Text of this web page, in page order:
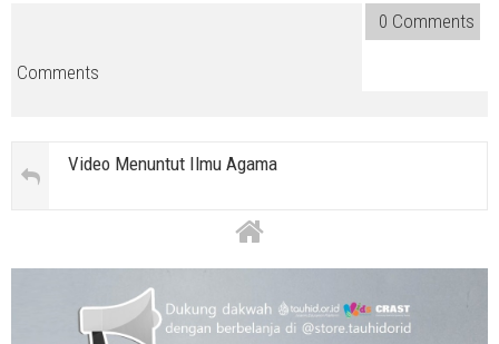
Comments
0 Comments
Video Menuntut Ilmu Agama